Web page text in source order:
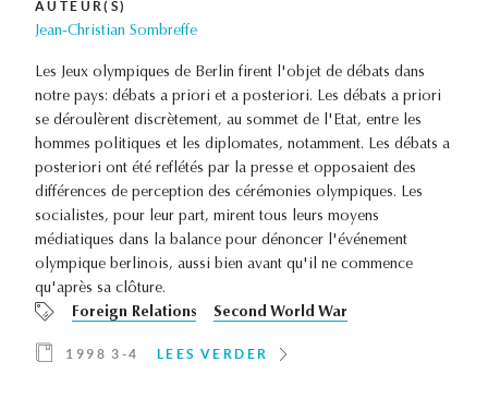
AUTEUR(S)
Jean-Christian Sombreffe
Les Jeux olympiques de Berlin firent l'objet de débats dans
notre pays: débats a priori et a posteriori. Les débats a priori
se déroulèrent discrètement, au sommet de l'Etat, entre les
hommes politiques et les diplomates, notamment. Les débats a
posteriori ont été reflétés par la presse et opposaient des
différences de perception des cérémonies olympiques. Les
socialistes, pour leur part, mirent tous leurs moyens
médiatiques dans la balance pour dénoncer l'événement
olympique berlinois, aussi bien avant qu'il ne commence
qu'après sa clôture.
Foreign Relations
Second World War
1998 3-4 LEES VERDER